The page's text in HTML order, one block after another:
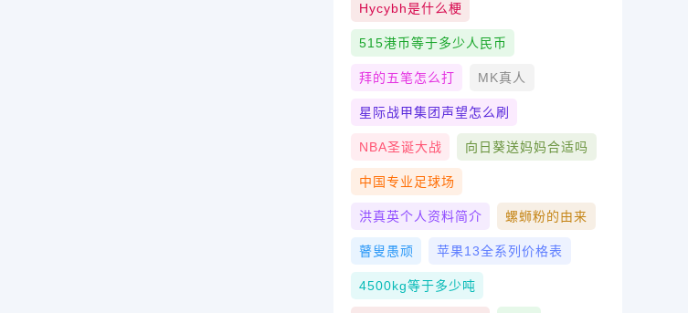
Hycybh是什么梗
515港币等于多少人民币
拜的五笔怎么打 MK真人
星际战甲集团声望怎么刷
NBA圣诞大战 向日葵送妈妈合适吗
中国专业足球场
洪真英个人资料简介 螺蛳粉的由来
瞽叟愚顽 苹果13全系列价格表
4500kg等于多少吨